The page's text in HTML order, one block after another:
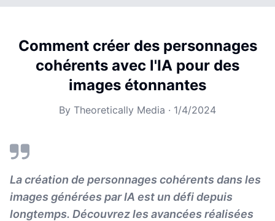
Comment créer des personnages
cohérents avec l'IA pour des
images étonnantes
By Theoretically Media · 1/4/2024
La création de personnages cohérents dans les
images générées par IA est un défi depuis
longtemps. Découvrez les avancées réalisées